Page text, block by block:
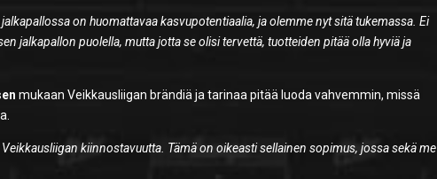
on huomattavaa kasvupotentiaalia, ja olemme nyt sitä tukemassa. Ei
jalkapallon puolella, mutta jotta se olisi tervettä, tuotteiden pitää olla hyviä ja
mukaan Veikkausliigan brändiä ja tarinaa pitää luoda vahvemmin, missä
kiinnostavuutta. Tämä on oikeasti sellainen sopimus, jossa sekä me